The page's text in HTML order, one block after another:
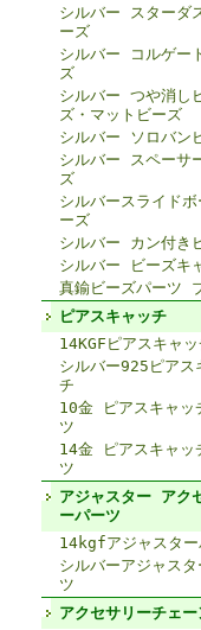
シルバー スターダ
ーズ
シルバー コルゲー
ズ
シルバー つや消し
ズ・マットビーズ
シルバー ソロバン
シルバー スペーサ
ズ
シルバースライドボ
ーズ
シルバー カン付き
シルバー ビーズキ
真鍮ビーズパーツ
ピアスキャッチ
14KGFピアスキャッ
シルバー925ピアス
チ
10金 ピアスキャッ
ツ
14金 ピアスキャッ
ツ
アジャスター アク
ーパーツ
14kgfアジャスター
シルバーアジャスタ
ツ
アクセサリーチェー